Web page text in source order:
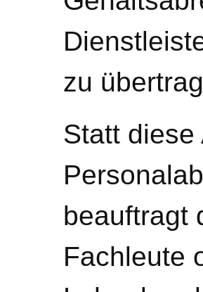
zu
Statt
beauftragt
Fachleute